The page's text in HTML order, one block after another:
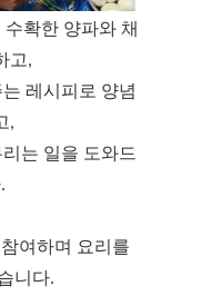
확한 양파와 채
고,
레시피로 양념
,
는 일을 도와드
여하며 요리를
니다.